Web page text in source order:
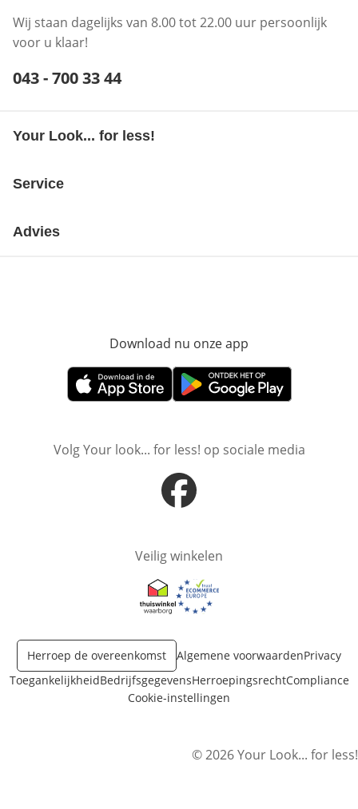
Wij staan dagelijks van 8.00 tot 22.00 uur persoonlijk
voor u klaar!
Telefoonnummer:
043 - 700 33 44
Your Look... for less!
Service
Advies
Download nu onze app
Opent in nieuw vensterOpent in nieuw venster
Volg Your look... for less! op sociale media
Opent in nieuw venster
Veilig winkelen
Opent in nieuw venster
Opent in nieuw venster
Herroep de overeenkomst Algemene voorwaardenPrivacy
ToegankelijkheidBedrijfsgegevensHerroepingsrechtCompliance
Cookie-instellingen
© 2026 Your Look... for less!